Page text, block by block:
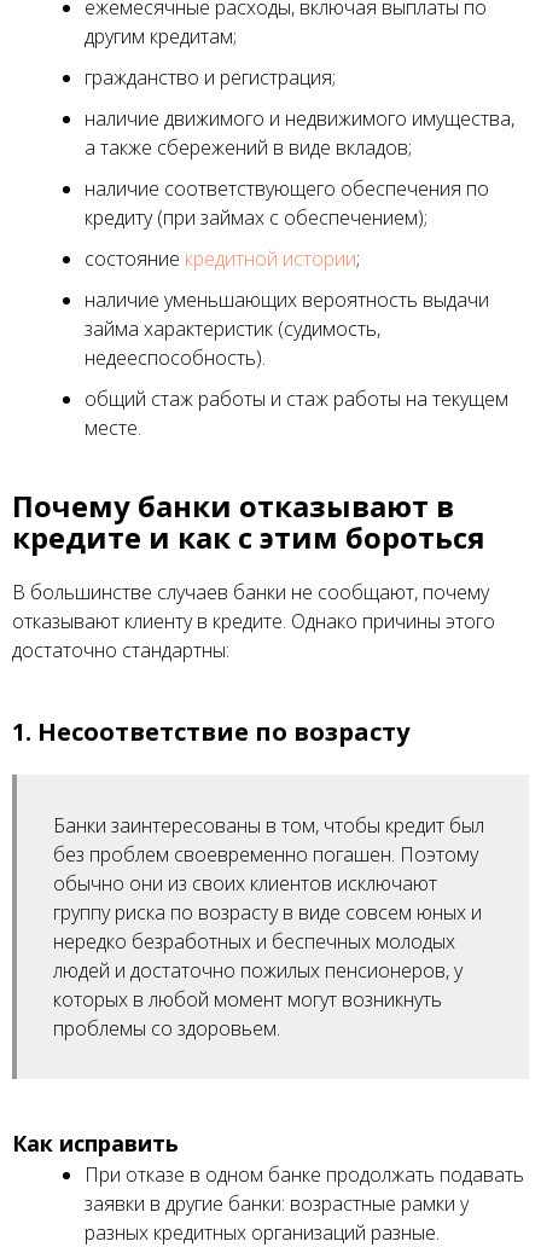
ежемесячные расходы, включая выплаты по
другим кредитам;
гражданство и регистрация;
наличие движимого и недвижимого имущества,
а также сбережений в виде вкладов;
наличие соответствующего обеспечения по
кредиту (при займах с обеспечением);
состояние кредитной истории;
наличие уменьшающих вероятность выдачи
займа характеристик (судимость,
недееспособность).
общий стаж работы и стаж работы на текущем
месте.
Почему банки отказывают в
кредите и как с этим бороться
В большинстве случаев банки не сообщают, почему
отказывают клиенту в кредите. Однако причины этого
достаточно стандартны:
1. Несоответствие по возрасту
Банки заинтересованы в том, чтобы кредит был
без проблем своевременно погашен. Поэтому
обычно они из своих клиентов исключают
группу риска по возрасту в виде совсем юных и
нередко безработных и беспечных молодых
людей и достаточно пожилых пенсионеров, у
которых в любой момент могут возникнуть
проблемы со здоровьем.
Как исправить
При отказе в одном банке продолжать подавать
заявки в другие банки: возрастные рамки у
разных кредитных организаций разные.